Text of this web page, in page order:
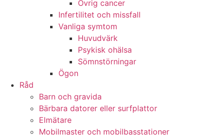
Övrig cancer
Infertilitet och missfall
Vanliga symtom
Huvudvärk
Psykisk ohälsa
Sömnstörningar
Ögon
Råd
Barn och gravida
Bärbara datorer eller surfplattor
Elmätare
Mobilmaster och mobilbasstationer